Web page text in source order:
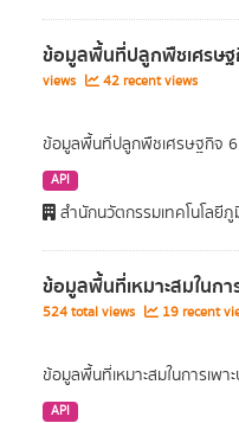
ข้อมูลพื้นที่ปลูกพืชเศรษ
views
42 recent views
ข้อมูลพื้นที่ปลูกพืชเศรษฐกิจ
API
สำนักนวัตกรรมเทคโนโลยี
ข้อมูลพื้นที่เหมาะสมในก
524 total views 19 recent
ข้อมูลพื้นที่เหมาะสมในการเพ
API